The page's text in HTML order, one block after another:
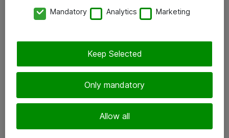
Ota yhteyttäMandatory Analytics Marketing
Only mandatory
Allow all
Keep Selected